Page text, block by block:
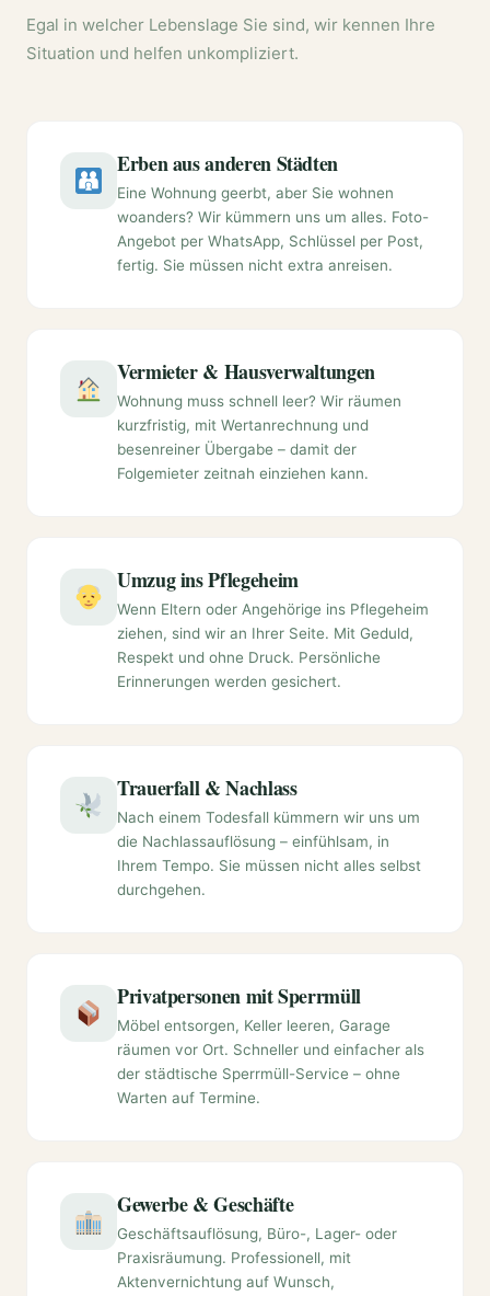
Egal in welcher Lebenslage Sie sind, wir kennen Ihre
Situation und helfen unkompliziert.
Erben aus anderen Städten
Eine Wohnung geerbt, aber Sie wohnen
woanders? Wir kümmern uns um alles. Foto-
Angebot per WhatsApp, Schlüssel per Post,
fertig. Sie müssen nicht extra anreisen.
Vermieter & Hausverwaltungen
Wohnung muss schnell leer? Wir räumen
kurzfristig, mit Wertanrechnung und
besenreiner Übergabe – damit der
Folgemieter zeitnah einziehen kann.
Umzug ins Pflegeheim
Wenn Eltern oder Angehörige ins Pflegeheim
ziehen, sind wir an Ihrer Seite. Mit Geduld,
Respekt und ohne Druck. Persönliche
Erinnerungen werden gesichert.
Trauerfall & Nachlass
Nach einem Todesfall kümmern wir uns um
die Nachlassauflösung – einfühlsam, in
Ihrem Tempo. Sie müssen nicht alles selbst
durchgehen.
Privatpersonen mit Sperrmüll
Möbel entsorgen, Keller leeren, Garage
räumen vor Ort. Schneller und einfacher als
der städtische Sperrmüll-Service – ohne
Warten auf Termine.
Gewerbe & Geschäfte
Geschäftsauflösung, Büro-, Lager- oder
Praxisräumung. Professionell, mit
Aktenvernichtung auf Wunsch,